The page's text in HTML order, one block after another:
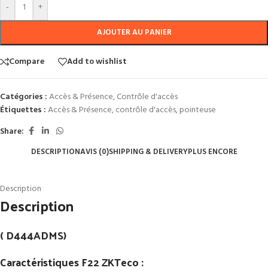
- +
AJOUTER AU PANIER
Compare Add to wishlist
Catégories :Accès & Présence,Contrôle d'accès
Étiquettes :Accès & Présence,contrôle d'accès,pointeuse
Share:
DESCRIPTIONAVIS (0)SHIPPING & DELIVERYPLUS ENCORE
Description
Description
( D444ADMS)
Caractéristiques F22 ZKTeco :